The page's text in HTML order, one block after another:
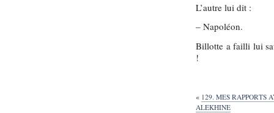
L’autre lui dit :
– Napoléon.
Billotte a failli lui
!
« 129. MES RAPPORTS
ALEKHINE